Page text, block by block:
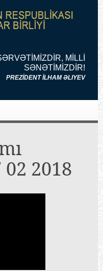
MİLLİ
SƏNƏTİMİZDİR!
PREZİDENT İLHAM ƏLIYEV
2018